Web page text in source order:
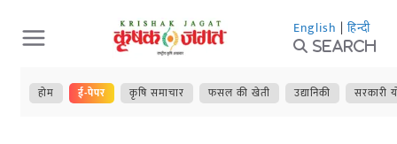
Skip
to
content
English | हिन्दी
Search
होम ई-पेपर कृषि समाचार फसल की खेती उद्यानिकी सरकारी